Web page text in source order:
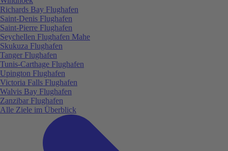
Richards Bay Flughafen
Saint-Denis Flughafen
Saint-Pierre Flughafen
Seychellen Flughafen Mahe
Skukuza Flughafen
Tanger Flughafen
Tunis-Carthage Flughafen
Upington Flughafen
Victoria Falls Flughafen
Walvis Bay Flughafen
Zanzibar Flughafen
Alle Ziele im Überblick